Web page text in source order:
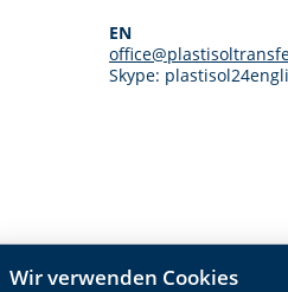
EN
Skype:
Wir verwenden Cookies